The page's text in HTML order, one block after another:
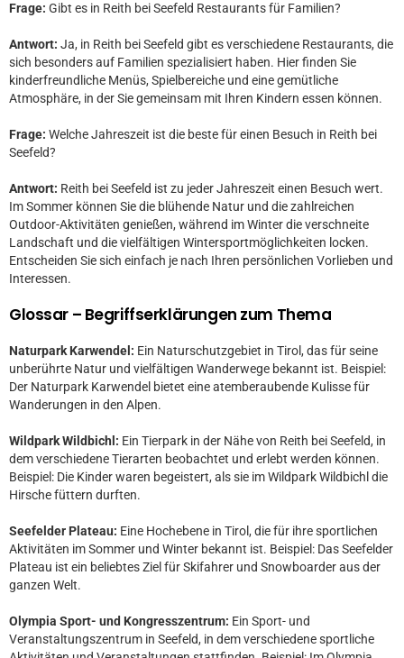
Frage: Gibt es in Reith bei Seefeld Restaurants für Familien?
Antwort: Ja, in Reith bei Seefeld gibt es verschiedene Restaurants, die
sich besonders auf Familien spezialisiert haben. Hier finden Sie
kinderfreundliche Menüs, Spielbereiche und eine gemütliche
Atmosphäre, in der Sie gemeinsam mit Ihren Kindern essen können.
Frage: Welche Jahreszeit ist die beste für einen Besuch in Reith bei
Seefeld?
Antwort: Reith bei Seefeld ist zu jeder Jahreszeit einen Besuch wert.
Im Sommer können Sie die blühende Natur und die zahlreichen
Outdoor-Aktivitäten genießen, während im Winter die verschneite
Landschaft und die vielfältigen Wintersportmöglichkeiten locken.
Entscheiden Sie sich einfach je nach Ihren persönlichen Vorlieben und
Interessen.
Glossar – Begriffserklärungen zum Thema
Naturpark Karwendel: Ein Naturschutzgebiet in Tirol, das für seine
unberührte Natur und vielfältigen Wanderwege bekannt ist. Beispiel:
Der Naturpark Karwendel bietet eine atemberaubende Kulisse für
Wanderungen in den Alpen.
Wildpark Wildbichl: Ein Tierpark in der Nähe von Reith bei Seefeld, in
dem verschiedene Tierarten beobachtet und erlebt werden können.
Beispiel: Die Kinder waren begeistert, als sie im Wildpark Wildbichl die
Hirsche füttern durften.
Seefelder Plateau: Eine Hochebene in Tirol, die für ihre sportlichen
Aktivitäten im Sommer und Winter bekannt ist. Beispiel: Das Seefelder
Plateau ist ein beliebtes Ziel für Skifahrer und Snowboarder aus der
ganzen Welt.
Olympia Sport- und Kongresszentrum: Ein Sport- und
Veranstaltungszentrum in Seefeld, in dem verschiedene sportliche